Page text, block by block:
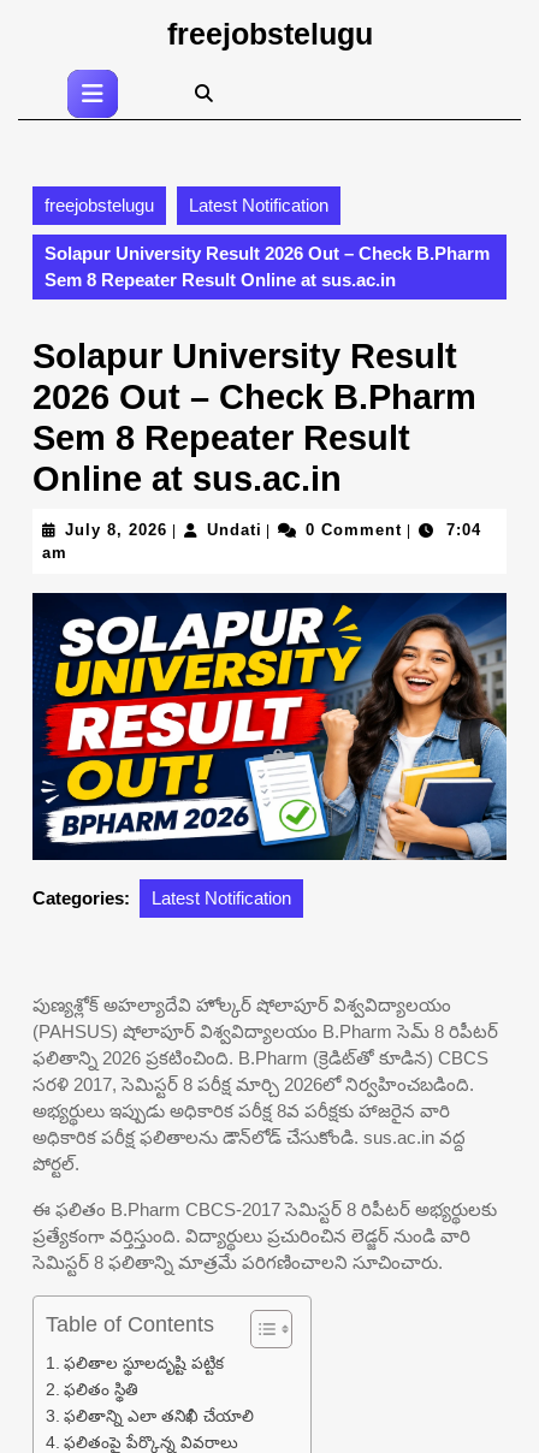
to
freejobstelugu
Open
Button
freejobstelugu Latest Notification
Solapur University Result 2026 Out – Check B.Pharm
Sem 8 Repeater Result Online at sus.ac.in
Solapur University Result
2026 Out – Check B.Pharm
Sem 8 Repeater Result
Online at sus.ac.in
July 8, 2026 July Undati Undati0 Comment
7:04
am
Categories: Latest Notification
పుణ్యశ్లోక్ అహల్యాదేవి హోల్కర్ షోలాపూర్ విశ్వవిద్యాలయం
(PAHSUS) షోలాపూర్ విశ్వవిద్యాలయం B.Pharm సెమ్ 8 రిపీటర్
ఫలితాన్ని 2026 ప్రకటించింది. B.Pharm (క్రెడిట్‌తో కూడిన) CBCS
సరళి 2017, సెమిస్టర్ 8 పరీక్ష మార్చి 2026లో నిర్వహించబడింది.
అభ్యర్థులు ఇప్పుడు అధికారిక పరీక్ష 8వ పరీక్షకు హాజరైన వారి
అధికారిక పరీక్ష ఫలితాలను డౌన్‌లోడ్ చేసుకోండి. sus.ac.in వద్ద
పోర్టల్.
ఈ ఫలితం B.Pharm CBCS-2017 సెమిస్టర్ 8 రిపీటర్ అభ్యర్థులకు
ప్రత్యేకంగా వర్తిస్తుంది. విద్యార్థులు ప్రచురించిన లెడ్జర్ నుండి వారి
సెమిస్టర్ 8 ఫలితాన్ని మాత్రమే పరిగణించాలని సూచించారు.
Table of Contents
ఫలితాల స్థూలదృష్టి పట్టిక
ఫలితం స్థితి
ఫలితాన్ని ఎలా తనిఖీ చేయాలి
ఫలితంపై పేర్కొన్న వివరాలు